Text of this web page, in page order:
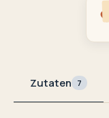
Zutaten 7